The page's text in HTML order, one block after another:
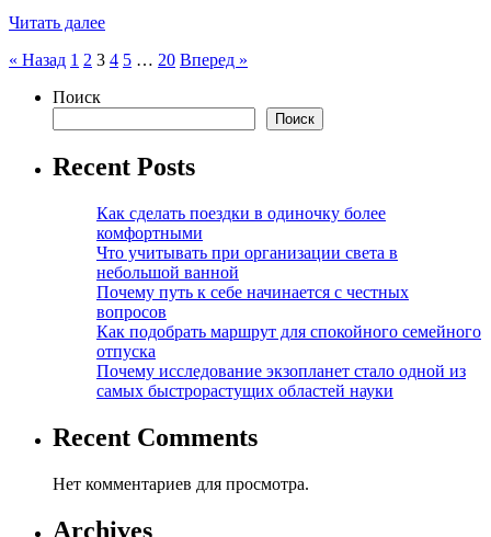
Читать далее
Пагинация
записей
« Назад 1 2 3 4 5 … 20 Вперед »
Поиск
Поиск
Recent Posts
Как сделать поездки в одиночку более
комфортными
Что учитывать при организации света в
небольшой ванной
Почему путь к себе начинается с честных
вопросов
Как подобрать маршрут для спокойного семейного
отпуска
Почему исследование экзопланет стало одной из
самых быстрорастущих областей науки
Recent Comments
Нет комментариев для просмотра.
Archives